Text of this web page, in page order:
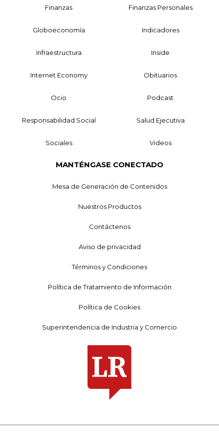
Finanzas Finanzas Personales
Globoeconomía Indicadores
Infraestructura Inside
Internet Economy Obituarios
Ocio Podcast
Responsabilidad Social Salud Ejecutiva
Sociales Videos
MANTÉNGASE CONECTADO
Mesa de Generación de Contenidos
Nuestros Productos
Contáctenos
Aviso de privacidad
Términos y Condiciones
Política de Tratamiento de Información
Política de Cookies
Superintendencia de Industria y Comercio